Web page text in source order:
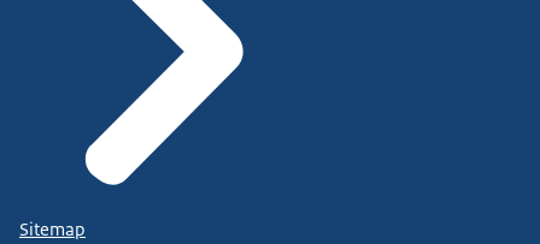
Sitemap